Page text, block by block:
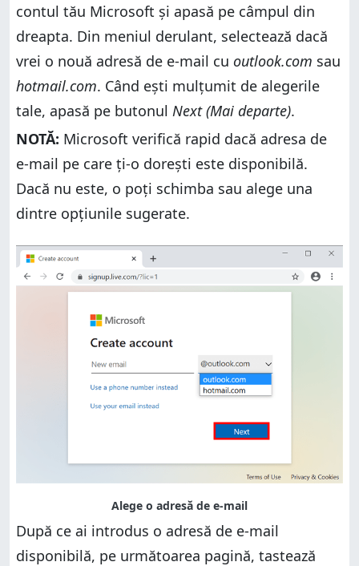
contul tău Microsoft și apasă pe câmpul din
dreapta. Din meniul derulant, selectează dacă
vrei o nouă adresă de e-mail cu outlook.com sau
hotmail.com. Când ești mulțumit de alegerile
tale, apasă pe butonul Next (Mai departe).
NOTĂ: Microsoft verifică rapid dacă adresa de
e-mail pe care ți-o dorești este disponibilă.
Dacă nu este, o poți schimba sau alege una
dintre opțiunile sugerate.
După ce ai introdus o adresă de e-mail
disponibilă, pe următoarea pagină, tastează